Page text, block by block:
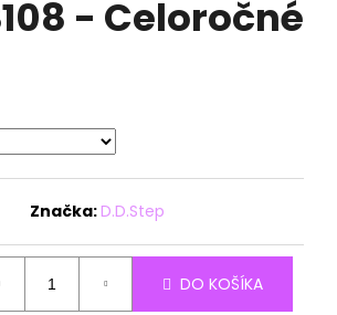
- Celoročné
Značka:D.D.Step
DO KOŠÍKA